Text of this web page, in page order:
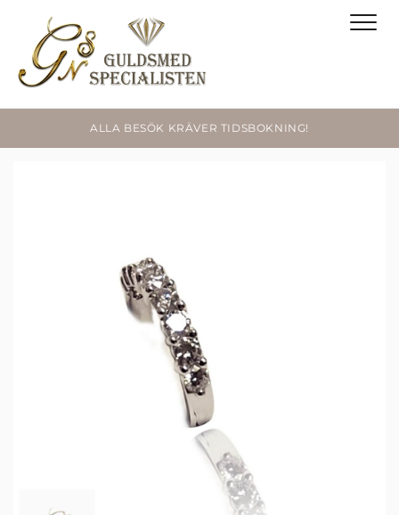
ALLA BESÖK KRÄVER TIDSBOKNING!